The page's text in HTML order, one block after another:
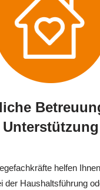
Unterstützung
helfen
der Haushaltsführung